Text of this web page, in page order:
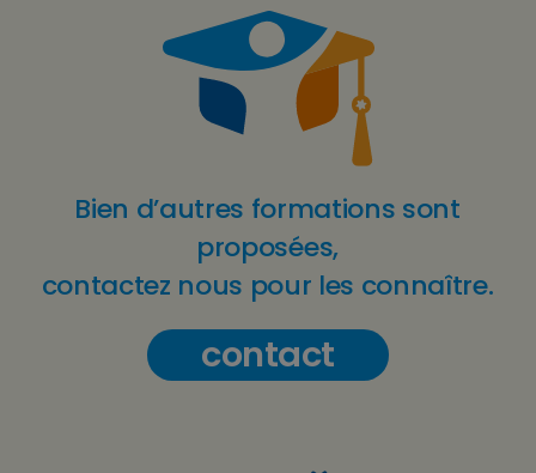
Bien d’autres formations sont
proposées,
contactez nous pour les connaître.
contact